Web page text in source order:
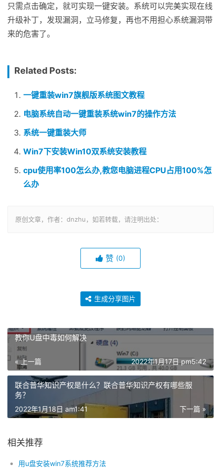
只需点击确定，就可实现一键安装。系统可以完美实现在线
升级补丁，发现漏洞，立马修复，再也不用担心系统漏洞带
来的危害了。
Related Posts:
一键重装win7旗舰版系统图文教程
电脑系统自动一键重装系统win7的操作方法
系统一键重装大师
Win7下安装Win10双系统安装教程
cpu使用率100怎么办,教您电脑进程CPU占用100%怎
么办
原创文章，作者：dnzhu，如若转载，请注明出处：
赞 (0)
生成分享图片
教你U盘中毒如何解决
« 上一篇 2022年1月17日 pm5:42
联合普华知识产权是什么？联合普华知识产权有哪些服
务？
下一篇 »
2022年1月18日 am1:41
相关推荐
用u盘安装win7系统推荐方法